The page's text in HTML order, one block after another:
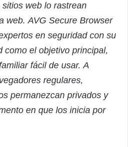
web lo rastrean
web. AVG Secure Browser
en seguridad con su
como el objetivo principal,
fácil de usar. A
regulares,
permanezcan privados y
en que los inicia por